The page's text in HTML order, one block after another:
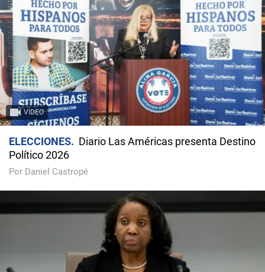
VIDEO
ELECCIONES
Diario Las Américas presenta Destino
Político 2026
Por Daniel Castropé